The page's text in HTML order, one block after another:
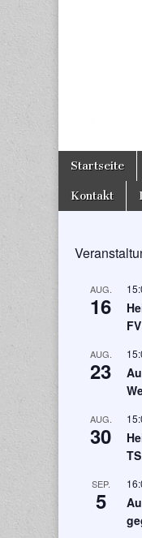
Main
Skip
content
Startseite
Kontakt
AUG.
16
AUG.
23
AUG.
30
SEP.
5